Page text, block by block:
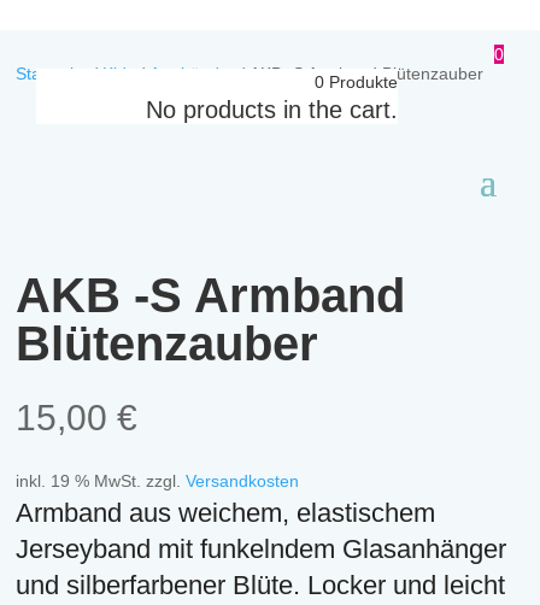
0
0 Produkte
No products in the cart.
Startseite / Kids / Armbänder / AKB -S Armband Blütenzauber
AKB -S Armband
Blütenzauber
15,00€
inkl. 19 % MwSt. zzgl.Versandkosten
Armband aus weichem, elastischem
Jerseyband mit funkelndem Glasanhänger
und silberfarbener Blüte. Locker und leicht